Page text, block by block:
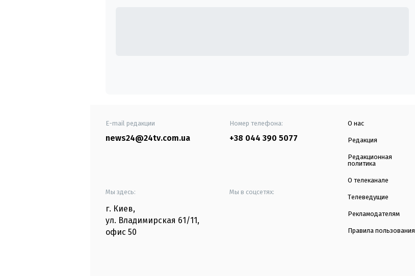
E-mail редакции
news24@24tv.com.ua
Номер телефона:
+38 044 390 5077
Мы здесь:
г. Киев,
ул. Владимирская 61/11,
офис 50
Мы в соцсетях:
О нас
Редакция
Редакционная
политика
О телеканале
Телеведущие
Рекламодателям
Правила пользования